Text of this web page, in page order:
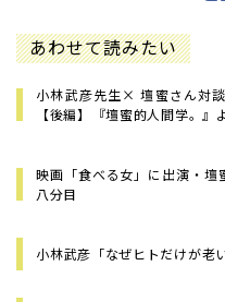
あわせて読みたい
小林武彦先生× 壇蜜さん対
【後編】――『壇蜜的人間学。』
映画「食べる女」に出演・
八分目
小林武彦「なぜヒトだけが